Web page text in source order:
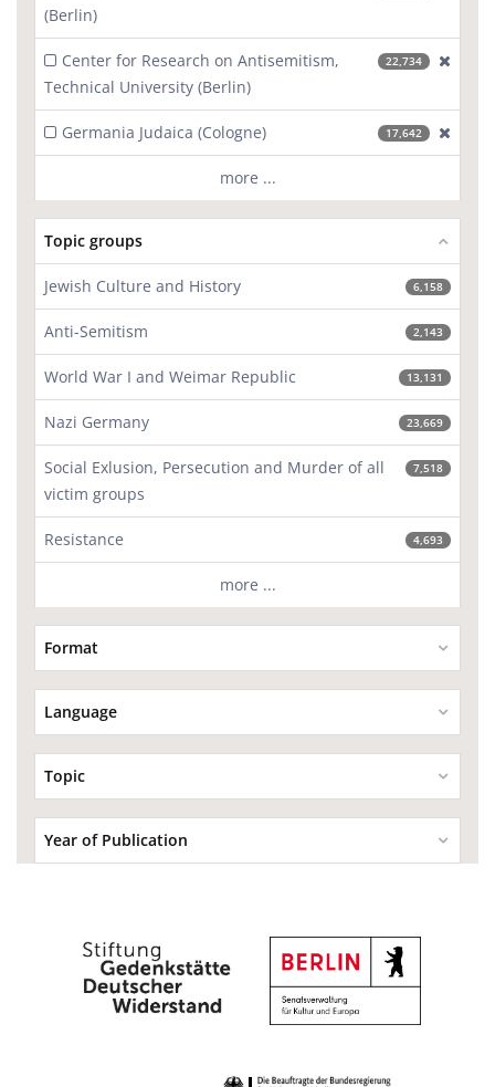
(Berlin)
Center for Research on Antisemitism,
Technical University (Berlin)
22,734
Germania Judaica (Cologne) 17,642
more ...
Topic groups
Jewish Culture and History 6,158
Anti-Semitism 2,143
World War I and Weimar Republic 13,131
Nazi Germany 23,669
Social Exlusion, Persecution and Murder of all
victim groups
7,518
Resistance 4,693
more ...
Format
Language
Topic
Year of Publication